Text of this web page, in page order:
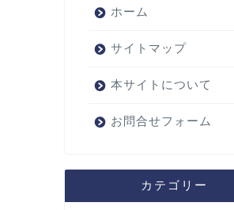
ホーム
サイトマップ
本サイトについて
お問合せフォーム
カテゴリー